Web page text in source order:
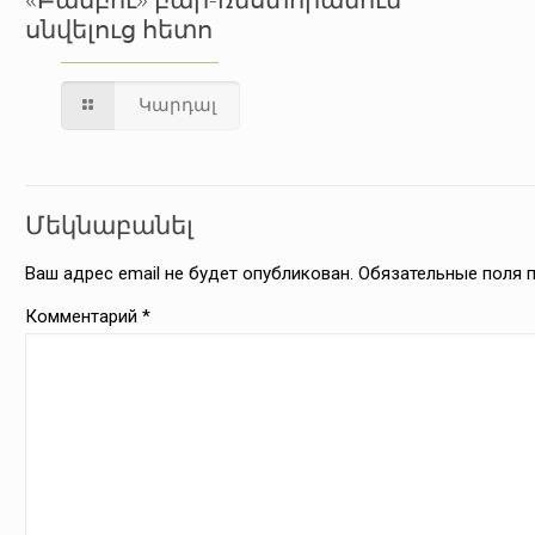
սնվելուց հետո
Կարդալ
Մեկնաբանել
Ваш адрес email не будет опубликован. Обязательные поля
Комментарий *